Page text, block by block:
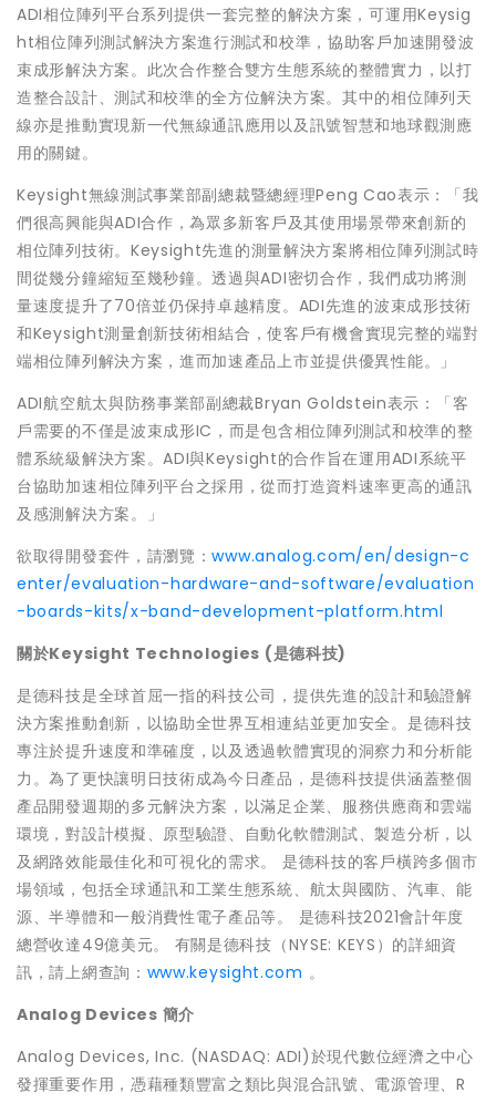
ADI相位陣列平台系列提供一套完整的解決方案，可運用Keysig
ht相位陣列測試解決方案進行測試和校準，協助客戶加速開發波
束成形解決方案。此次合作整合雙方生態系統的整體實力，以打
造整合設計、測試和校準的全方位解決方案。其中的相位陣列天
線亦是推動實現新一代無線通訊應用以及訊號智慧和地球觀測應
用的關鍵。
Keysight無線測試事業部副總裁暨總經理Peng Cao表示：「我
們很高興能與ADI合作，為眾多新客戶及其使用場景帶來創新的
相位陣列技術。Keysight先進的測量解決方案將相位陣列測試時
間從幾分鐘縮短至幾秒鐘。透過與ADI密切合作，我們成功將測
量速度提升了70倍並仍保持卓越精度。ADI先進的波束成形技術
和Keysight測量創新技術相結合，使客戶有機會實現完整的端對
端相位陣列解決方案，進而加速產品上市並提供優異性能。」
ADI航空航太與防務事業部副總裁Bryan Goldstein表示：「客
戶需要的不僅是波束成形IC，而是包含相位陣列測試和校準的整
體系統級解決方案。ADI與Keysight的合作旨在運用ADI系統平
台協助加速相位陣列平台之採用，從而打造資料速率更高的通訊
及感測解決方案。」
欲取得開發套件，請瀏覽：www.analog.com/en/design-c
enter/evaluation-hardware-and-software/evaluation
-boards-kits/x-band-development-platform.html
關於Keysight Technologies (是德科技)
是德科技是全球首屈一指的科技公司，提供先進的設計和驗證解
決方案推動創新，以協助全世界互相連結並更加安全。是德科技
專注於提升速度和準確度，以及透過軟體實現的洞察力和分析能
力。為了更快讓明日技術成為今日產品，是德科技提供涵蓋整個
產品開發週期的多元解決方案，以滿足企業、服務供應商和雲端
環境，對設計模擬、原型驗證、自動化軟體測試、製造分析，以
及網路效能最佳化和可視化的需求。 是德科技的客戶橫跨多個市
場領域，包括全球通訊和工業生態系統、航太與國防、汽車、能
源、半導體和一般消費性電子產品等。 是德科技2021會計年度
總營收達49億美元。 有關是德科技（NYSE: KEYS）的詳細資
訊，請上網查詢： www.keysight.com 。
Analog Devices 簡介
Analog Devices, Inc. (NASDAQ: ADI)於現代數位經濟之中心
發揮重要作用，憑藉種類豐富之類比與混合訊號、電源管理、R